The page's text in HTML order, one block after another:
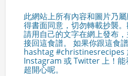
此網站上所有內容和圖片乃
得書面同意，切勿轉載抄襲。
請用自己的文字在網上發布，
接回這食譜。 如果你跟這食
hashtag #christinesrecipes
Instagram 或 Twitter 上！能
超開心呢。